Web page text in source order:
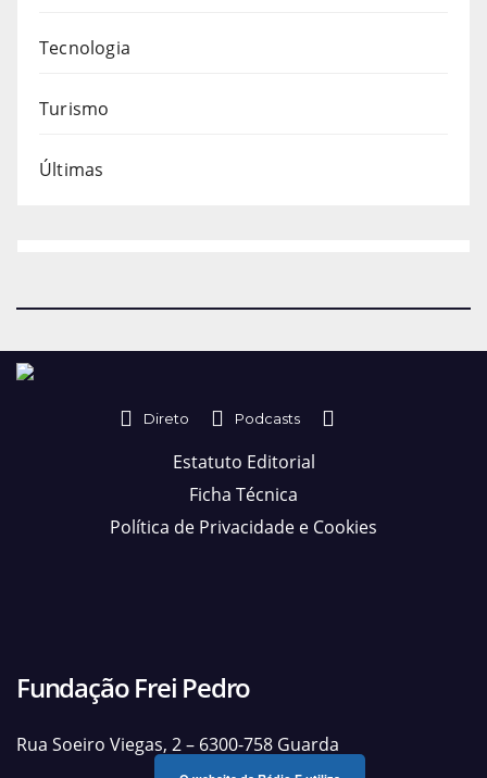
Tecnologia
Turismo
Últimas
Direto Podcasts
Estatuto Editorial
Ficha Técnica
Política de Privacidade e Cookies
Fundação Frei Pedro
Rua Soeiro Viegas, 2 – 6300-758 Guarda